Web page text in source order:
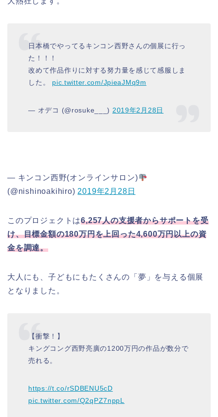
日本橋でやってるキンコン西野さんの個展に行っ
た！！！
改めて作品作りに対する努力量を感じて感服しま
した。 pic.twitter.com/JpieaJMq9m
— オデコ (@rosuke___) 2019年2月28日
— キンコン西野(オンラインサロン)
(@nishinoakihiro) 2019年2月28日
このプロジェクトは6,257人の支援者からサポートを受
け、目標金額の180万円を上回った4,600万円以上の資
金を調達。
大人にも、子どもにもたくさんの「夢」を与える個展
となりました。
【衝撃！】
キングコング西野亮廣の1200万円の作品が数分で
売れる。
https://t.co/rSDBENU5cD
pic.twitter.com/Q2qPZ7nppL